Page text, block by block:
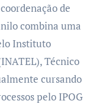
de
combina uma
Instituto
Técnico
cursando
pelo IPOG